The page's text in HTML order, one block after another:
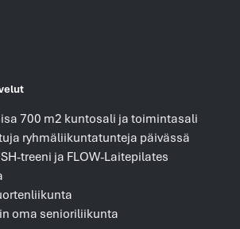
700 m2 kuntosali ja toimintasali
ryhmäliikuntatunteja päivässä
treeni ja FLOW-Laitepilates
oma senioriliikunta